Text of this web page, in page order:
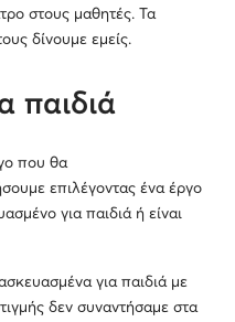
στους μαθητές. Τα
δίνουμε εμείς.
παιδιά
που θα
επιλέγοντας ένα έργο
για παιδιά ή είναι
για παιδιά με
δεν συναντήσαμε στα